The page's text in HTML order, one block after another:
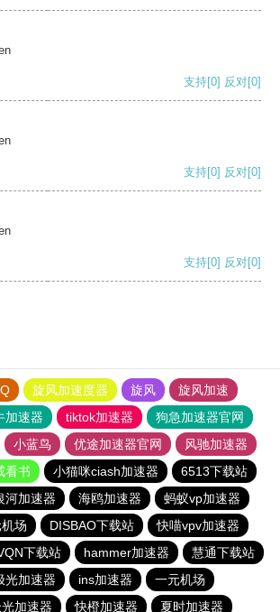
支持[0] 反对[0]
支持[0] 反对[0]
支持[0] 反对[0]
旋风加速度器 旋风
旋风加速
加速器 tiktok加速器
狗急加速器官网
小蓝鸟 优途加速器官网
风驰加速器
看书 小猫咪ciash加速器
6513下载站
河加速器 海鸥加速器
蚂蚁vp加速器
场 DISBAO下载站
快喵vpv加速器
下载站 hammer加速器
慧通下载站
光加速器 ins加速器
一元机场
加速器 快橙加速器 夏时加速器